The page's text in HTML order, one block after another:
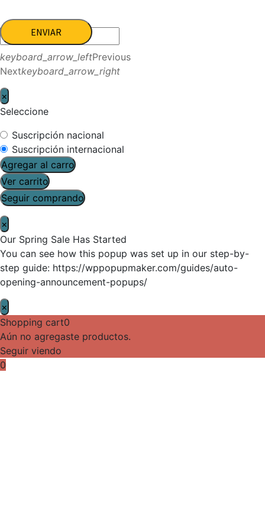
ENVIAR
keyboard_arrow_leftPrevious
Nextkeyboard_arrow_right
×
Seleccione
Suscripción nacional
Suscripción internacional
Agregar al carro
Ver carrito
Seguir comprando
×
Our Spring Sale Has Started
You can see how this popup was set up in our step-by-
step guide: https://wppopupmaker.com/guides/auto-
opening-announcement-popups/
×
Shopping cart0
Aún no agregaste productos.
Seguir viendo
0